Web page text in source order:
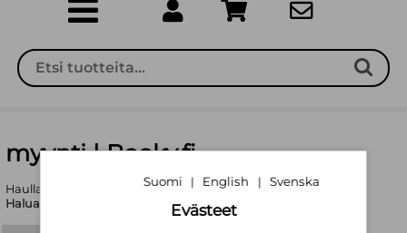
myynti | Booky.fi
Haullasi löytyi yhteensä 160 tuotetta
Haluatko tarkentaa hakukriteerejä?
Suomi | English | Svenska
Evästeet